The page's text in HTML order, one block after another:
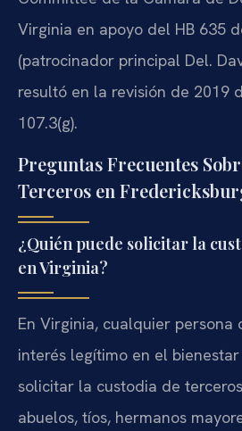
Virginia en apoyo del HB 635
(patrocinador principal Del.
resultó en la revisión de 2019
107.3(g).
Preguntas Frecuentes
Terceros en
¿Quién puede solicitar la
en Virginia?
En Virginia, cualquier persona
interés legítimo en el
solicitar la custodia de
abuelos, tíos, hermanos